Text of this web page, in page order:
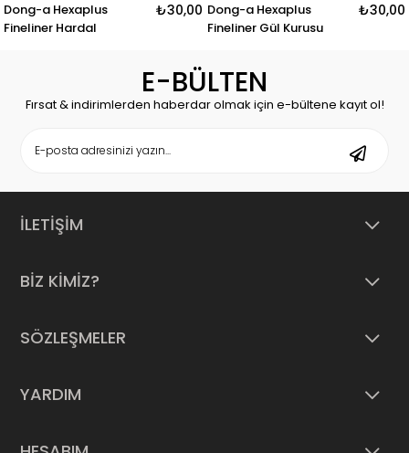
Dong-a Hexaplus
Fineliner Hardal
₺30,00 Dong-a Hexaplus
Fineliner Gül Kurusu
₺30,00
E-BÜLTEN
Fırsat & indirimlerden haberdar olmak için e-bültene kayıt ol!
İLETİŞİM
BİZ KİMİZ?
SÖZLEŞMELER
YARDIM